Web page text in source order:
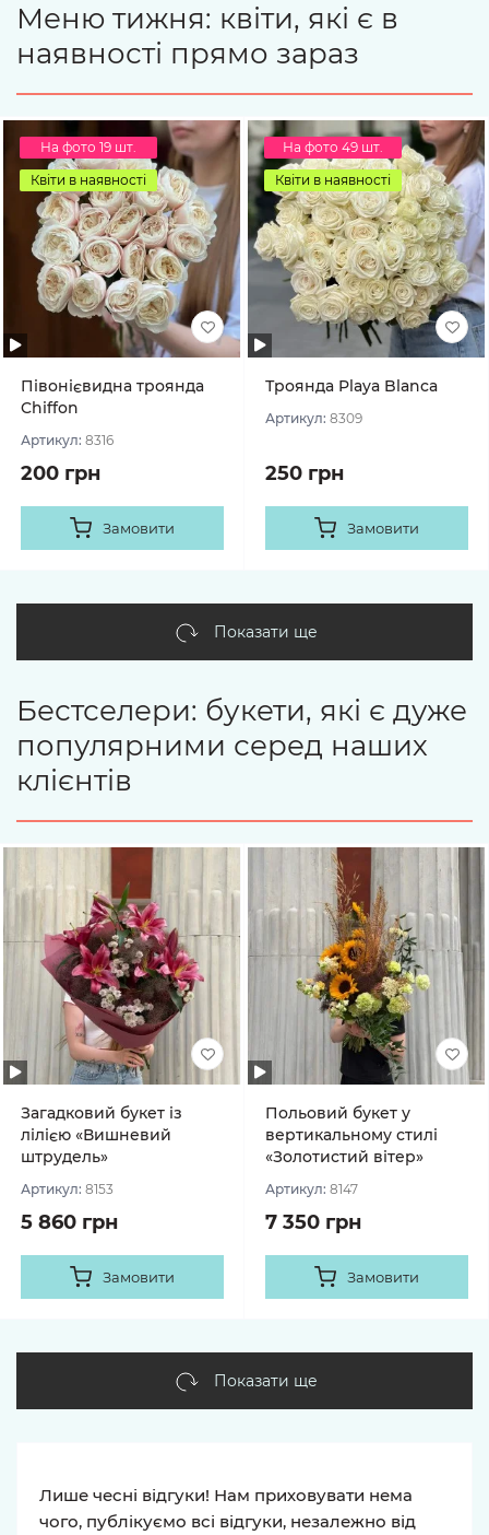
Меню тижня: квіти, які є в
наявності прямо зараз
На фото 19 шт.
Квіти в наявності
Півонієвидна троянда
Chiffon
Артикул: 8316
200 грн
Замовити
На фото 49 шт.
Квіти в наявності
Троянда Playa Blanca
Артикул: 8309
250 грн
Замовити
Показати ще
Бестселери: букети, які є дуже
популярними серед наших
клієнтів
Загадковий букет із
лілією «Вишневий
штрудель»
Артикул: 8153
5 860 грн
Замовити
Польовий букет у
вертикальному стилі
«Золотистий вітер»
Артикул: 8147
7 350 грн
Замовити
Показати ще
Лише чесні відгуки! Нам приховувати нема
чого, публікуємо всі відгуки, незалежно від